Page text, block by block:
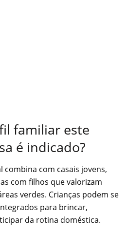
familiar este
é indicado?
combina com casais jovens,
com filhos que valorizam
verdes. Crianças podem se
para brincar,
da rotina doméstica.